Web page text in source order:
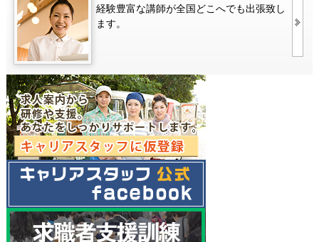
経験豊富な講師が全国どこへでも出張致し
ます。